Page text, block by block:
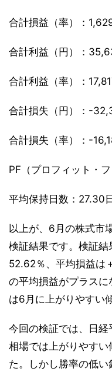
合計損益（率）：
合計利益（円）：
合計利益（率）：
合計損失（円）：-
合計損失（率）：-
PF（プロフィット・
平均保持日数：27.30日
以上が、6月の株式市
検証結果です。検証
52.62％、平均損益は
の平均損益がプラス
は6月に上がりやすい
今回の検証では、日
相場では上がりやす
た。しかし勝率の低